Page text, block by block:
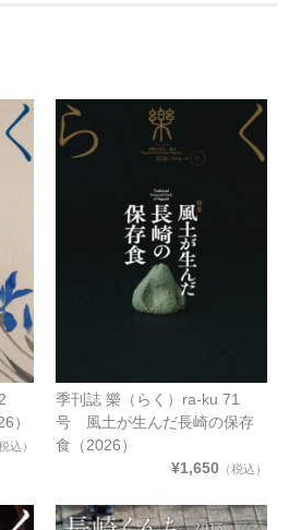
）
込）
季刊誌 樂（らく）ra-ku 71
号 風土が生んだ長崎の保存
食（2026）
¥1,650 （税込）